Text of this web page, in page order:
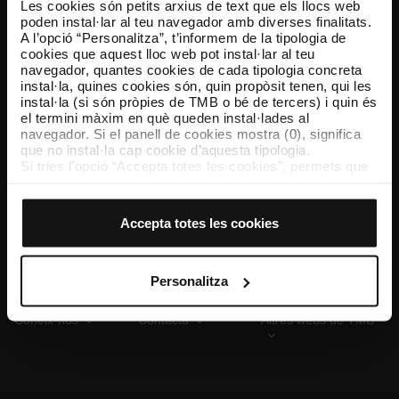
Les cookies són petits arxius de text que els llocs web
poden instal·lar al teu navegador amb diverses finalitats.
A l’opció “Personalitza”, t’informem de la tipologia de
cookies que aquest lloc web pot instal·lar al teu
navegador, quantes cookies de cada tipologia concreta
instal·la, quines cookies són, quin propòsit tenen, qui les
instal·la (si són pròpies de TMB o bé de tercers) i quin és
el termini màxim en què queden instal·lades al
navegador. Si el panell de cookies mostra (0), significa
que no instal·la cap cookie d’aquesta tipologia.
Si tries l’opció “Accepta totes les cookies”, permets que
El selector que es troba a la dreta de cada tipologia de
cookies d’aquella classe.
Un cop hagis marcat les teves preferències, has de fer
clic sobre “Selecciona i configura”. Així, s’instal·laran
només les cookies de la tipologia que hagis seleccionat
personalització, perquè permeten recordar les teves
opcions de navegació (com ara l’idioma) i milloren la teva
Accepta totes les cookies
Personalitza
TMB App
Descarrega’t TMB App i compra els teus bitllets
App Store Google Play
Coneix-nos Contacta Altres webs de TMB